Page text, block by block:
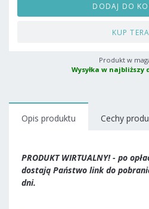
DODAJ DO
KUP
Produkt w
Wysyłka w najbliższy
Opis produktu Cechy
PRODUKT WIRTUALNY! - po
dostają Państwo link do
dni.